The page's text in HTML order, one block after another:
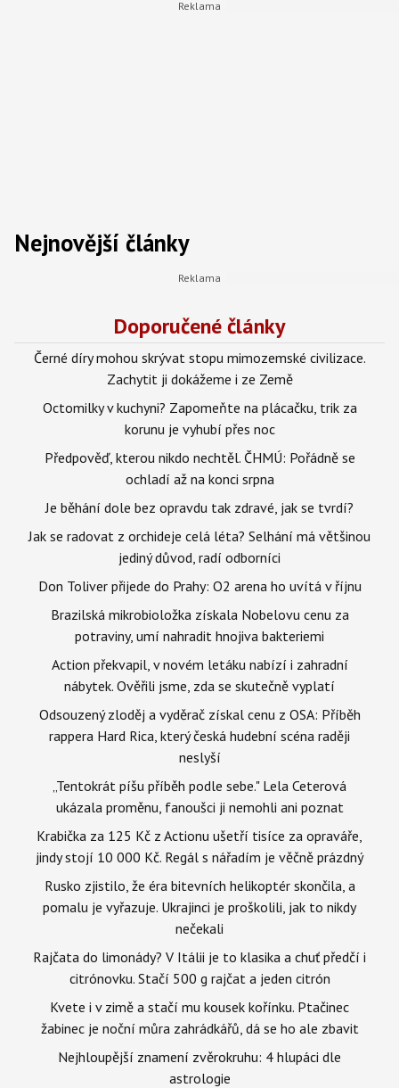
kina, stráví večer s přáteli nebo si zahraje
Nejnovější články
Doporučené články
Černé díry mohou skrývat stopu mimozemské civilizace.
Zachytit ji dokážeme i ze Země
Octomilky v kuchyni? Zapomeňte na plácačku, trik za
korunu je vyhubí přes noc
Předpověď, kterou nikdo nechtěl. ČHMÚ: Pořádně se
ochladí až na konci srpna
Je běhání dole bez opravdu tak zdravé, jak se tvrdí?
Jak se radovat z orchideje celá léta? Selhání má většinou
jediný důvod, radí odborníci
Don Toliver přijede do Prahy: O2 arena ho uvítá v říjnu
Brazilská mikrobioložka získala Nobelovu cenu za
potraviny, umí nahradit hnojiva bakteriemi
Action překvapil, v novém letáku nabízí i zahradní
nábytek. Ověřili jsme, zda se skutečně vyplatí
Odsouzený zloděj a vyděrač získal cenu z OSA: Příběh
rappera Hard Rica, který česká hudební scéna raději
neslyší
„Tentokrát píšu příběh podle sebe." Lela Ceterová
ukázala proměnu, fanoušci ji nemohli ani poznat
Krabička za 125 Kč z Actionu ušetří tisíce za opraváře,
jindy stojí 10 000 Kč. Regál s nářadím je věčně prázdný
Rusko zjistilo, že éra bitevních helikoptér skončila, a
pomalu je vyřazuje. Ukrajinci je proškolili, jak to nikdy
nečekali
Rajčata do limonády? V Itálii je to klasika a chuť předčí i
citrónovku. Stačí 500 g rajčat a jeden citrón
Kvete i v zimě a stačí mu kousek kořínku. Ptačinec
žabinec je noční můra zahrádkářů, dá se ho ale zbavit
Nejhloupější znamení zvěrokruhu: 4 hlupáci dle
astrologie